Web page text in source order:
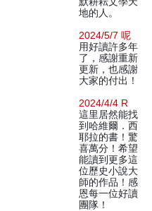
地的人。
2024/5/7 呢
用好讀許多年
了，感謝重新
更新，也感謝
大家的付出！
2024/4/4 R
這里居然能找
到哈維爾．西
耶拉的書！驚
喜萬分！希望
能讀到更多這
位歷史小說大
師的作品！感
恩每一位好讀
團隊！